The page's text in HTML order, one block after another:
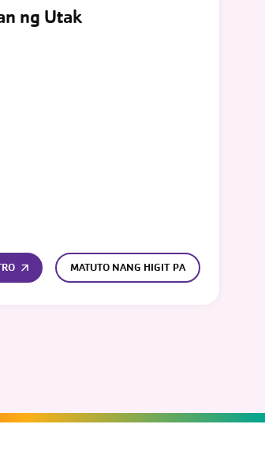
ng Utak
MATUTO NANG HIGIT PA